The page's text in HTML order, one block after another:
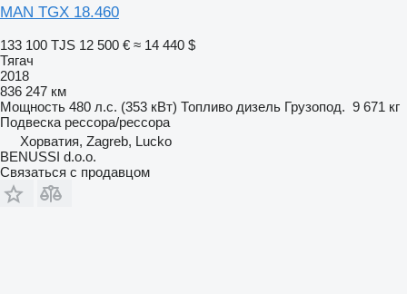
MAN TGX 18.460
133 100 TJS 12 500 € ≈ 14 440 $
Тягач
2018
836 247 км
Мощность 480 л.с. (353 кВт) Топливо дизель Грузопод. 9 671 кг
Подвеска рессора/рессора
Хорватия, Zagreb, Lucko
BENUSSI d.o.o.
Связаться с продавцом